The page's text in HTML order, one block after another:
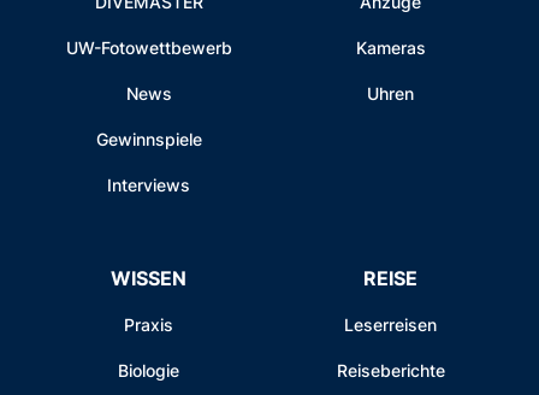
UW-Fotowettbewerb
News
Gewinnspiele
Interviews
Kameras
Uhren
WISSEN
Praxis
Biologie
REISE
Leserreisen
Reiseberichte